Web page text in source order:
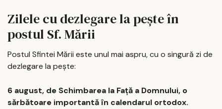
Zilele cu dezlegare la pește în
postul Sf. Mării
Postul Sfintei Mării este unul mai aspru, cu o singură zi de
dezlegare la pește:
6 august, de Schimbarea la Față a Domnului, o
sărbătoare importantă în calendarul ortodox.